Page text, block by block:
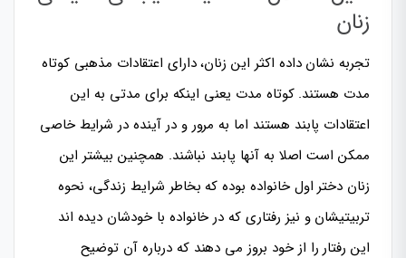
زنان
تجربه نشان داده اکثر این زنان، دارای اعتقادات مذهبی کوتاه
مدت هستند. کوتاه مدت یعنی اینکه برای مدتی به این
اعتقادات پابند هستند اما به مرور و در آینده در شرایط خاصی
ممکن است اصلا به آنها پابند نباشند. همچنین بیشتر این
زنان دختر اول خانواده بوده که بخاطر شرایط زندگی، نحوه
تربیتیشان و نیز رفتاری که در خانواده با خودشان دیده اند
این رفتار را از خود بروز می دهند که درباره آن توضیح